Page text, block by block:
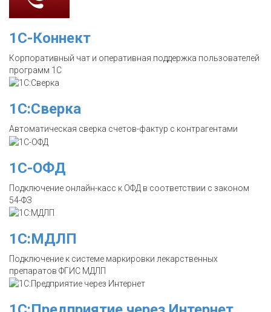
1С-Коннект
Корпоративный чат и оперативная поддержка пользователей
программ 1С
1С:Сверка
Автоматическая сверка счетов-фактур с контрагентами
1С-ОФД
Подключение онлайн-касс к ОФД в соответствии с законом
54-ФЗ
1С:МДЛП
Подключение к системе маркировки лекарственных
препаратов ФГИС МДЛП